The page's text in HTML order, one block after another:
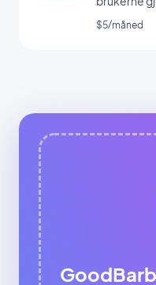
av appen din
$5/måned